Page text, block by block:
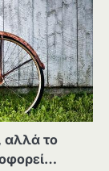
αλλά το